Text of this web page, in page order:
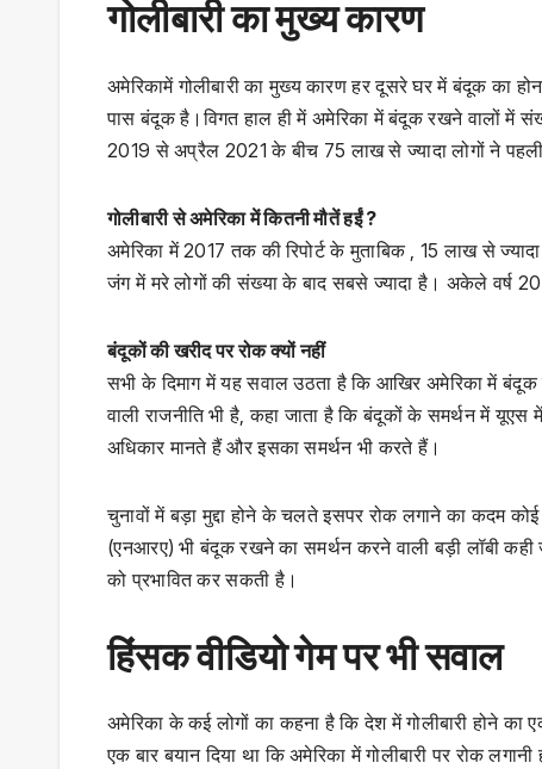
गोलीबारी का मुख्य कारण
अमेरिकामें गोलीबारी का मुख्य कारण हर दूसरे घर में बंदूक का
पास बंदूक है।विगत हाल ही में अमेरिका में बंदूक रखने वालों में
2019 से अप्रैल 2021 के बीच 75 लाख से ज्यादा लोगों ने पहली
गोलीबारी से अमेरिका में कितनी मौतें हईं ?
अमेरिका में 2017 तक की रिपोर्ट के मुताबिक , 15 लाख से
जंग में मरे लोगों की संख्या के बाद सबसे ज्यादा है। अकेले वर्ष
बंदूकों की खरीद पर रोक क्यों नहीं
सभी के दिमाग में यह सवाल उठता है कि आखिर अमेरिका में
वाली राजनीति भी है, कहा जाता है कि बंदूकों के समर्थन में
अधिकार मानते हैं और इसका समर्थन भी करते हैं।
चुनावों में बड़ा मुद्दा होने के चलते इसपर रोक लगाने का कदम
(एनआरए) भी बंदूक रखने का समर्थन करने वाली बड़ी लॉबी
को प्रभावित कर सकती है।
हिंसक वीडियो गेम पर भी सवाल
अमेरिका के कई लोगों का कहना है कि देश में गोलीबारी होने का
एक बार बयान दिया था कि अमेरिका में गोलीबारी पर रोक